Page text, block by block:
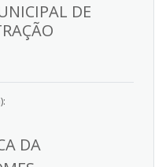
DE
DA